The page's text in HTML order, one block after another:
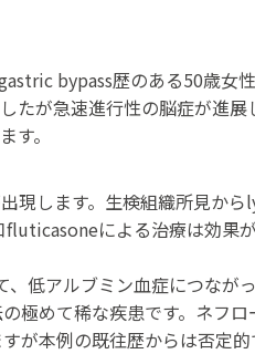
bypass歴のある50歳
たが急速進行性の脳症が
す。
現します。生検組織所見か
による治療は効果
低アルブミン血症につなが
極めて稀な疾患です。ネフ
が本例の既往歴からは否定